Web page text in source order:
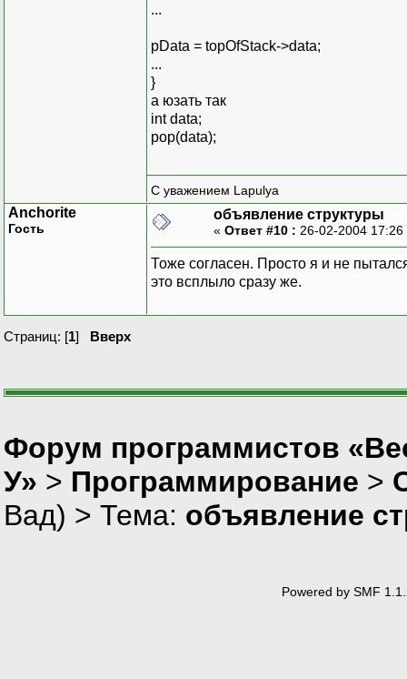
...
pData = topOfStack->data;
...
}
а юзать так
int data;
pop(data);
С уважением Lapulya
Anchorite
Гость
объявление структуры
« Ответ #10 : 26-02-2004
Тоже согласен. Просто я и не
это всплыло сразу же.
Страниц: [1] Вверх
Форум программистов
У» > Программирование >
Вад) > Тема: объявление
Powered by SMF